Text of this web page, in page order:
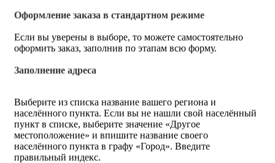
Оформление заказа в стандартном режиме
Если вы уверены в выборе, то можете самостоятельно
оформить заказ, заполнив по этапам всю форму.
Заполнение адреса
Выберите из списка название вашего региона и
населённого пункта. Если вы не нашли свой населённый
пункт в списке, выберите значение «Другое
местоположение» и впишите название своего
населённого пункта в графу «Город». Введите
правильный индекс.